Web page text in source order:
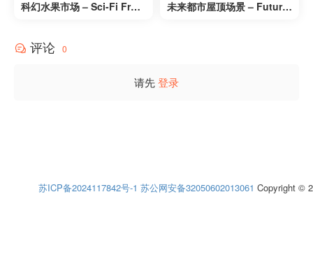
科幻水果市场 – Sci-Fi Fruit
未来都市屋顶场景 – Futuris
评论 0
请先登录
苏ICP备2024117842号-1 苏公网安备32050602013061 Copyright ©